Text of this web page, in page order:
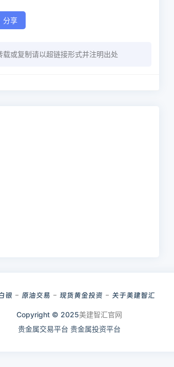
分享
载或复制请以超链接形式并注明出处
银 原油交易 现货黄金投资 关于美建智汇
Copyright © 2025美建智汇官网
贵金属交易平台 贵金属投资平台